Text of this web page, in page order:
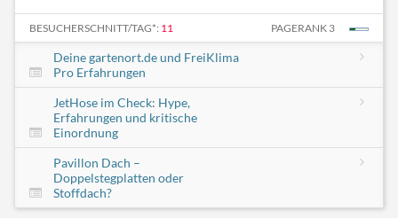
BESUCHERSCHNITT/TAG*: 11 PAGERANK 3
Deine gartenort.de und FreiKlima
Pro Erfahrungen
JetHose im Check: Hype,
Erfahrungen und kritische
Einordnung
Pavillon Dach –
Doppelstegplatten oder
Stoffdach?